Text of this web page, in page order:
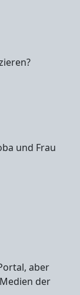
und Frau
aber
der